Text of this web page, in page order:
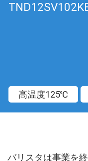
高温度125℃
バリスタは事業を